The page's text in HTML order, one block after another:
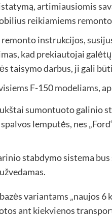
artimiausiomis
reikiamiems remonto
instrukcijos,
kad prekiautojai
taisymo darbus, ji gali
F-150 modeliams,
sumontuoto galinio
lemputės, nes
stabdymo sistema
variantams „naujos
ant kiekvienos